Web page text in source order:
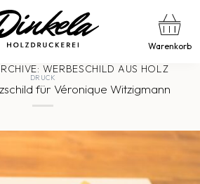
Warenkorb
WERBESCHILD AUS HOLZ
DRUCK
für Véronique Witzigmann